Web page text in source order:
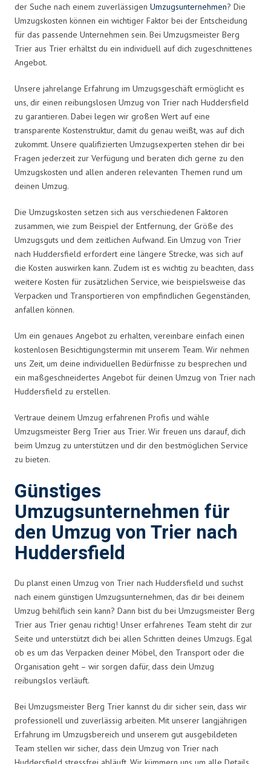
der Suche nach einem zuverlässigen Umzugsunternehmen? Die
Umzugskosten können ein wichtiger Faktor bei der Entscheidung
für das passende Unternehmen sein. Bei Umzugsmeister Berg
Trier aus Trier erhältst du ein individuell auf dich zugeschnittenes
Angebot.
Unsere jahrelange Erfahrung im Umzugsgeschäft ermöglicht es
uns, dir einen reibungslosen Umzug von Trier nach Huddersfield
zu garantieren. Dabei legen wir großen Wert auf eine
transparente Kostenstruktur, damit du genau weißt, was auf dich
zukommt. Unsere qualifizierten Umzugsexperten stehen dir bei
Fragen jederzeit zur Verfügung und beraten dich gerne zu den
Umzugskosten und allen anderen relevanten Themen rund um
deinen Umzug.
Die Umzugskosten setzen sich aus verschiedenen Faktoren
zusammen, wie zum Beispiel der Entfernung, der Größe des
Umzugsguts und dem zeitlichen Aufwand. Ein Umzug von Trier
nach Huddersfield erfordert eine längere Strecke, was sich auf
die Kosten auswirken kann. Zudem ist es wichtig zu beachten, dass
weitere Kosten für zusätzlichen Service, wie beispielsweise das
Verpacken und Transportieren von empfindlichen Gegenständen,
anfallen können.
Um ein genaues Angebot zu erhalten, vereinbare einfach einen
kostenlosen Besichtigungstermin mit unserem Team. Wir nehmen
uns Zeit, um deine individuellen Bedürfnisse zu besprechen und
ein maßgeschneidertes Angebot für deinen Umzug von Trier nach
Huddersfield zu erstellen.
Vertraue deinem Umzug erfahrenen Profis und wähle
Umzugsmeister Berg Trier aus Trier. Wir freuen uns darauf, dich
beim Umzug zu unterstützen und dir den bestmöglichen Service
zu bieten.
Günstiges
Umzugsunternehmen für
den Umzug von Trier nach
Huddersfield
Du planst einen Umzug von Trier nach Huddersfield und suchst
nach einem günstigen Umzugsunternehmen, das dir bei deinem
Umzug behilflich sein kann? Dann bist du bei Umzugsmeister Berg
Trier aus Trier genau richtig! Unser erfahrenes Team steht dir zur
Seite und unterstützt dich bei allen Schritten deines Umzugs. Egal
ob es um das Verpacken deiner Möbel, den Transport oder die
Organisation geht – wir sorgen dafür, dass dein Umzug
reibungslos verläuft.
Bei Umzugsmeister Berg Trier kannst du dir sicher sein, dass wir
professionell und zuverlässig arbeiten. Mit unserer langjährigen
Erfahrung im Umzugsbereich und unserem gut ausgebildeten
Team stellen wir sicher, dass dein Umzug von Trier nach